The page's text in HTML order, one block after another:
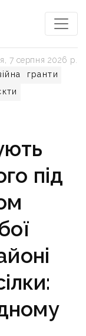
гранти
7 серпня 2026 р.
під